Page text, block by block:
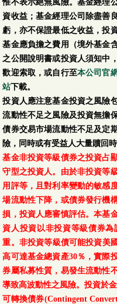
惟不表示絕無風險。基金經理
資收益；基金經理公司除盡善
虧，亦不保證最低之收益，投
基金應負擔之費用（境外基金
之公開說明書或投資人須知中
歡迎索取，或自行至本公司官
站下載。
投資人應注意基金投資之風險
流動性不足之風險及投資無擔
債券交易市場流動性不足及定
險，同時或有受益人大量贖回
基金非投資等級債券之投資占
守型之投資人。由於非投資等
用評等，且對利率變動的敏感
場流動性下降，或債券發行機
損，投資人應審慎評估。本基
資人投資以非投資等級債券
重。非投資等級債可能投資美
高可達基金總資產30％，實際
券屬私募性質，易發生流動性
導致高波動性之風險。投資於
可轉換債券(Contingent